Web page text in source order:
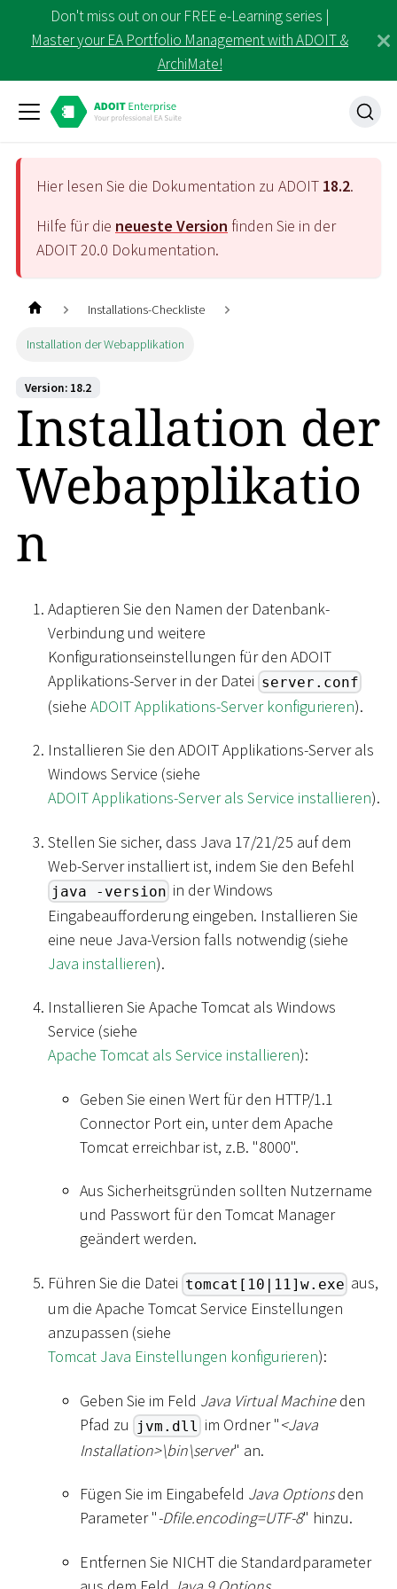
Don't miss out on our FREE e-Learning series |
Master your EA Portfolio Management with ADOIT &
ArchiMate!
Hier lesen Sie die Dokumentation zu ADOIT 18.2.
Hilfe für die neueste Version finden Sie in der
ADOIT20.0 Dokumentation.
Installations-Checkliste
Installation der Webapplikation
Version: 18.2
Installation der
Webapplikatio
n
Adaptieren Sie den Namen der Datenbank-
Verbindung und weitere
Konfigurationseinstellungen für den ADOIT
Applikations-Server in der Datei server.conf
(siehe ADOIT Applikations-Server konfigurieren).
Installieren Sie den ADOIT Applikations-Server als
Windows Service (siehe
ADOIT Applikations-Server als Service installieren).
Stellen Sie sicher, dass Java 17/21/25 auf dem
Web-Server installiert ist, indem Sie den Befehl
java -version in der Windows
Eingabeaufforderung eingeben. Installieren Sie
eine neue Java-Version falls notwendig (siehe
Java installieren).
Installieren Sie Apache Tomcat als Windows
Service (siehe
Apache Tomcat als Service installieren):
Geben Sie einen Wert für den HTTP/1.1
Connector Port ein, unter dem Apache
Tomcat erreichbar ist, z.B. "8000".
Aus Sicherheitsgründen sollten Nutzername
und Passwort für den Tomcat Manager
geändert werden.
Führen Sie die Datei tomcat[10|11]w.exe aus,
um die Apache Tomcat Service Einstellungen
anzupassen (siehe
Tomcat Java Einstellungen konfigurieren):
Geben Sie im Feld Java Virtual Machineden
Pfad zu
jvm.dll im Ordner "<Java
Installation>\bin\server" an.
Fügen Sie im Eingabefeld Java Optionsden
Parameter "-Dfile.encoding=UTF-8" hinzu.
Entfernen Sie NICHT die Standardparameter